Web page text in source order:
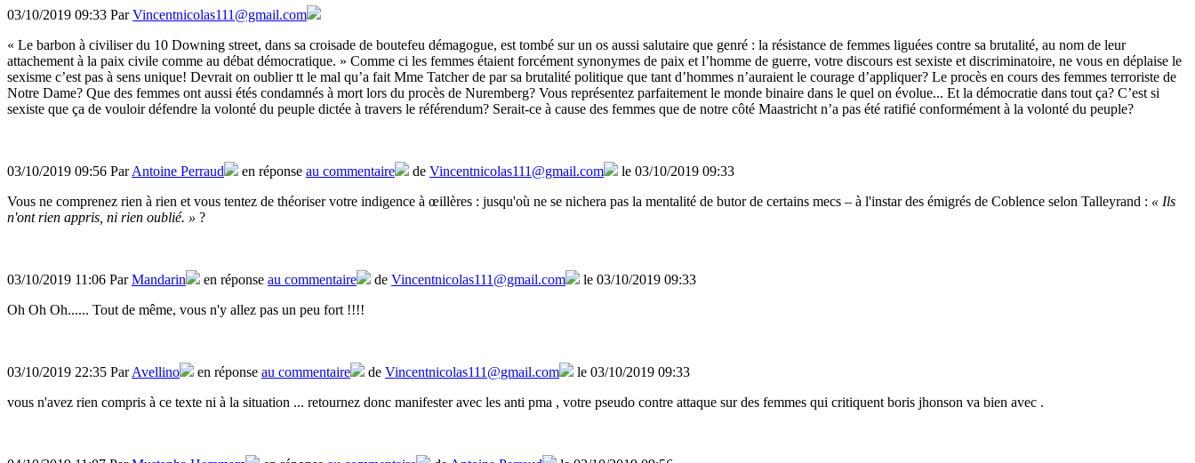
03/10/2019 09:33 ParVincentnicolas111@gmail.com
« Le barbon à civiliser du 10 Downing street, dans sa croisade de boutefeu démagogue, est tombé sur un os aussi salutaire que genré : la résistance de femmes liguées contre sa brutalité, au nom de leur
attachement à la paix civile comme au débat démocratique. » Comme ci les femmes étaient forcément synonymes de paix et l’homme de guerre, votre discours est sexiste et discriminatoire, ne vous en déplaise le
sexisme c’est pas à sens unique! Devrait on oublier tt le mal qu’a fait Mme Tatcher de par sa brutalité politique que tant d’hommes n’auraient le courage d’appliquer? Le procès en cours des femmes terroriste de
Notre Dame? Que des femmes ont aussi étés condamnés à mort lors du procès de Nuremberg? Vous représentez parfaitement le monde binaire dans le quel on évolue... Et la démocratie dans tout ça? C’est si
sexiste que ça de vouloir défendre la volonté du peuple dictée à travers le référendum? Serait-ce à cause des femmes que de notre côté Maastricht n’a pas été ratifié conformément à la volonté du peuple?
03/10/2019 09:56 ParAntoine Perraud en réponse au commentaire de Vincentnicolas111@gmail.com
le 03/10/2019 09:33
Vous ne comprenez rien à rien et vous tentez de théoriser votre indigence à œillères : jusqu'où ne se nichera pas la mentalité de butor de certains mecs – à l'instar des émigrés de Coblence selon Talleyrand : « Ils
n'ont rien appris, ni rien oublié. » ?
03/10/2019 11:06 ParMandarin en réponse au commentaire de Vincentnicolas111@gmail.com
le 03/10/2019 09:33
Oh Oh Oh...... Tout de même, vous n'y allez pas un peu fort !!!!
03/10/2019 22:35 ParAvellino en réponse au commentaire de Vincentnicolas111@gmail.com
le 03/10/2019 09:33
vous n'avez rien compris à ce texte ni à la situation ... retournez donc manifester avec les anti pma , votre pseudo contre attaque sur des femmes qui critiquent boris jhonson va bien avec .